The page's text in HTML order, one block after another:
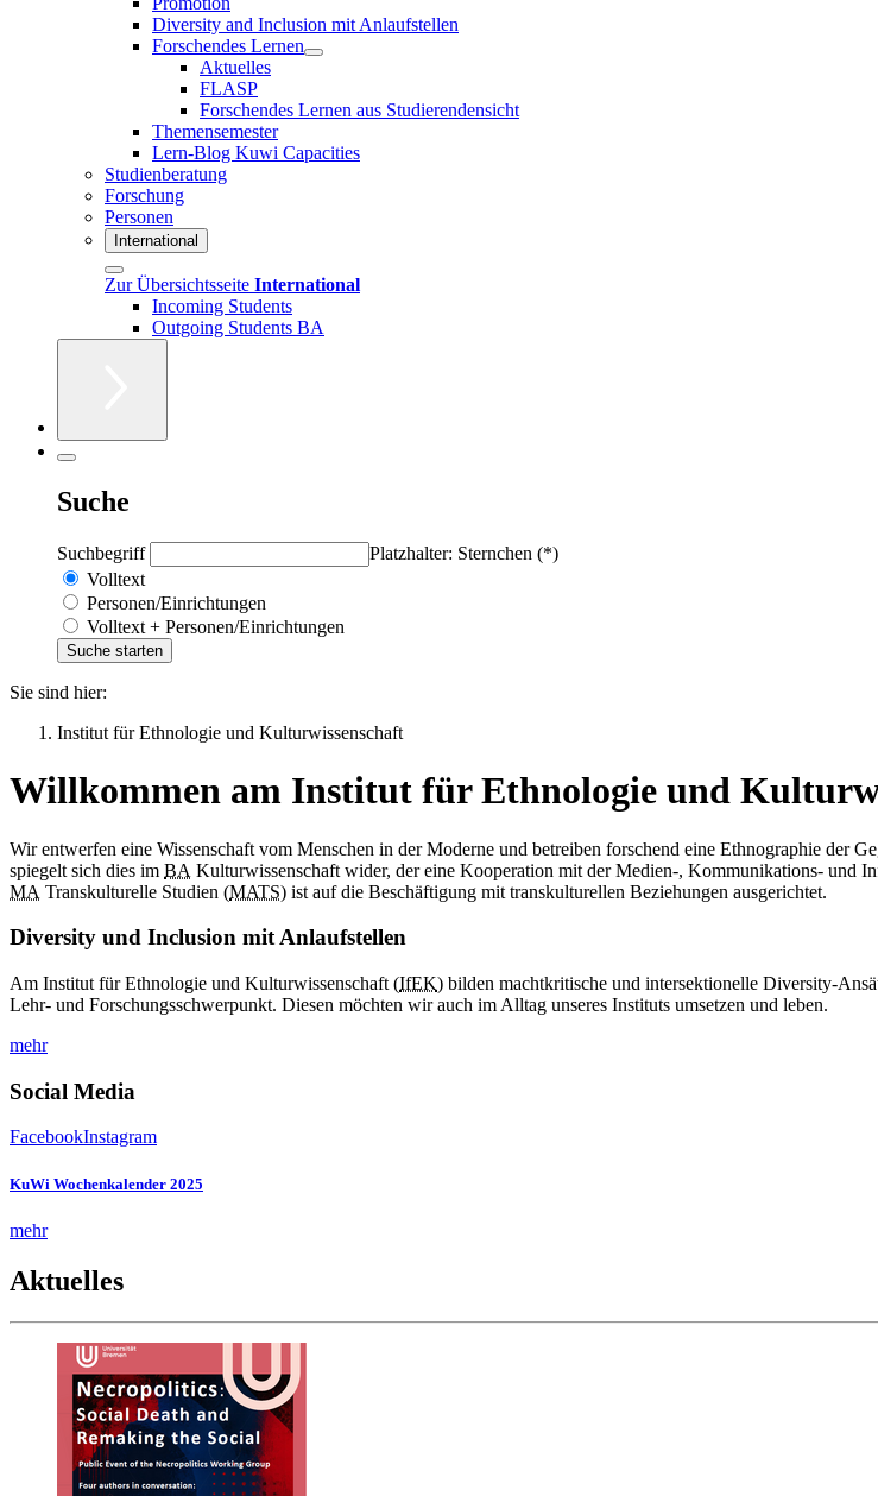
Diversity and Inclusion mit Anlaufstellen
Forschendes Lernen
Aktuelles
FLASP
Forschendes Lernen aus Studierendensicht
Themensemester
Lern-Blog Kuwi Capacities
Studienberatung
Forschung
Personen
International
Zur Übersichtsseite International
Incoming Students
Outgoing Students BA
Suche
Suchbegriff
Platzhalter: Sternchen (*)
Volltext
Personen/Einrichtungen
Volltext + Personen/Einrichtungen
Sie sind hier:
Institut für Ethnologie und Kulturwissenschaft
Willkommen am Institut für Ethnologie und
Wir entwerfen eine Wissenschaft vom Menschen in der Moderne und betreiben forschend eine Ethnographie der
spiegelt sich dies im BA Kulturwissenschaft wider, der eine Kooperation mit der Medien-, Kommunikations- und
MA Transkulturelle Studien (MATS) ist auf die Beschäftigung mit transkulturellen Beziehungen ausgerichtet.
Diversity und Inclusion mit Anlaufstellen
Am Institut für Ethnologie und Kulturwissenschaft (IfEK) bilden machtkritische und intersektionelle Diversity-
Lehr- und Forschungsschwerpunkt. Diesen möchten wir auch im Alltag unseres Instituts umsetzen und leben.
mehr
Social Media
FacebookInstagram
KuWi Wochenkalender 2025
mehr
Aktuelles